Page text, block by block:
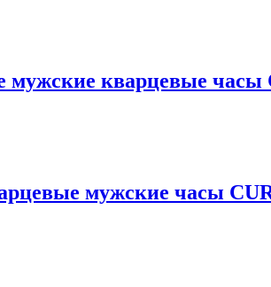
мужские кварцевые часы
мужские часы